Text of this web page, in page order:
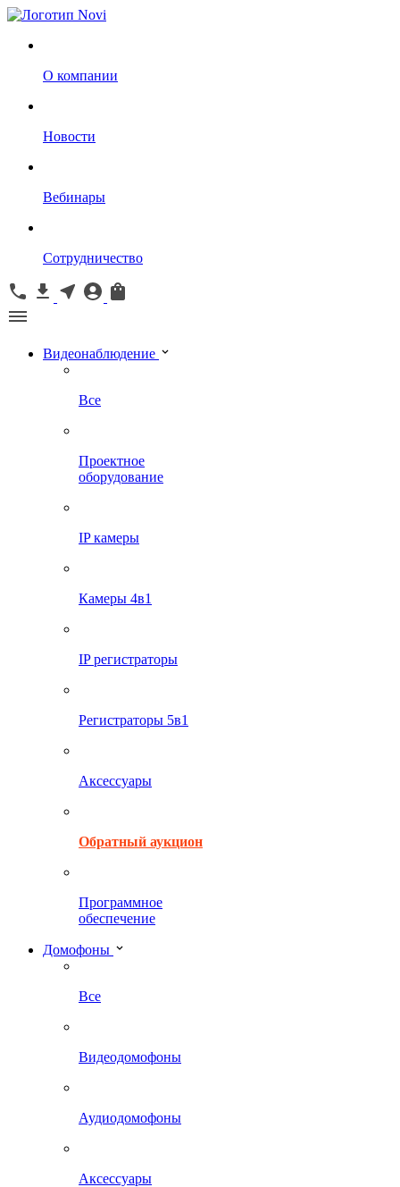
О компании
Новости
Вебинары
Сотрудничество
Видеонаблюдение
Все
Проектное
оборудование
IP камеры
Камеры 4в1
IP регистраторы
Регистраторы 5в1
Аксессуары
Обратный аукцион
Программное
обеспечение
Домофоны
Все
Видеодомофоны
Аудиодомофоны
Аксессуары